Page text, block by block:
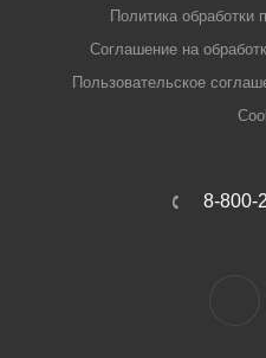
Политика обработки
Соглашение на
Пользовательское
8-800-